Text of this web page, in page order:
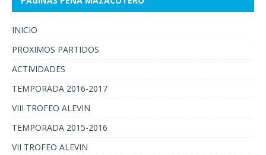
INICIO
PROXIMOS PARTIDOS
ACTIVIDADES
TEMPORADA 2016-2017
VIII TROFEO ALEVIN
TEMPORADA 2015-2016
VII TROFEO ALEVIN